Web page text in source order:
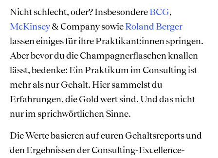
Nicht schlecht, oder? InsbesondereBCG,
McKinsey& Company sowieRoland Berger
lassen einiges für ihre Praktikant:innen springen.
Aber bevor du die Champagnerflaschen knallen
lässt, bedenke: Ein Praktikum im Consulting ist
mehr als nur Gehalt. Hier sammelst du
Erfahrungen, die Gold wert sind. Und das nicht
nur im sprichwörtlichen Sinne.
Die Werte basieren auf euren Gehaltsreports und
den Ergebnissen der Consulting-Excellence-